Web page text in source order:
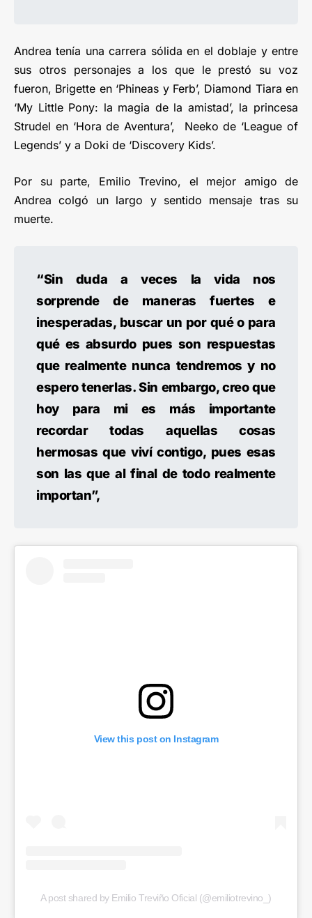
Andrea tenía una carrera sólida en el doblaje y entre
sus otros personajes a los que le prestó su voz
fueron, Brigette en ‘Phineas y Ferb’, Diamond Tiara en
‘My Little Pony: la magia de la amistad’, la princesa
Strudel en ‘Hora de Aventura’, Neeko de ‘League of
Legends’ y a Doki de ‘Discovery Kids’.
Por su parte, Emilio Trevino, el mejor amigo de
Andrea colgó un largo y sentido mensaje tras su
muerte.
“Sin duda a veces la vida nos
sorprende de maneras fuertes e
inesperadas, buscar un por qué o para
qué es absurdo pues son respuestas
que realmente nunca tendremos y no
espero tenerlas. Sin embargo, creo que
hoy para mi es más importante
recordar todas aquellas cosas
hermosas que viví contigo, pues esas
son las que al final de todo realmente
importan”,
View this post on Instagram
A post shared by Emilio Treviño Oficial (@emiliotrevino_)